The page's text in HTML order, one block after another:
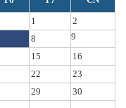
1
2
8
9
15
16
22
23
29
30